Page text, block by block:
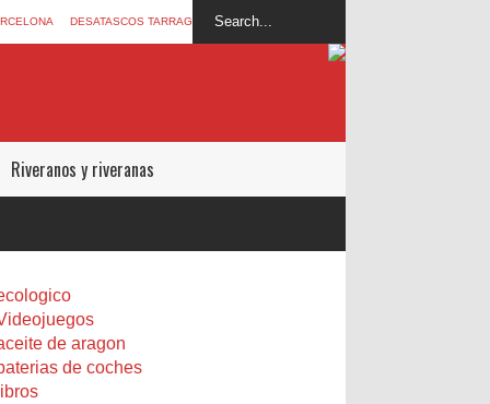
DESATASCOS TARRAGONA
Riveranos y riveranas
de aragon
de coches
libros